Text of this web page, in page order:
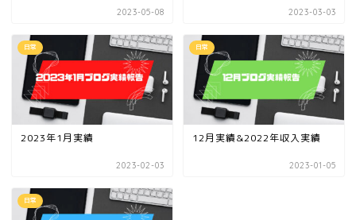
2023-05-08 2023-03-03
日常
2023年1月実績
2023-02-03
日常
12月実績&2022年収入実績
2023-01-05
日常